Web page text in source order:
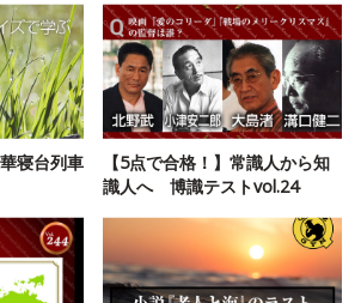
寝台列車
【5点で合格！】常識人から知
識人へ 博識テストvol.24